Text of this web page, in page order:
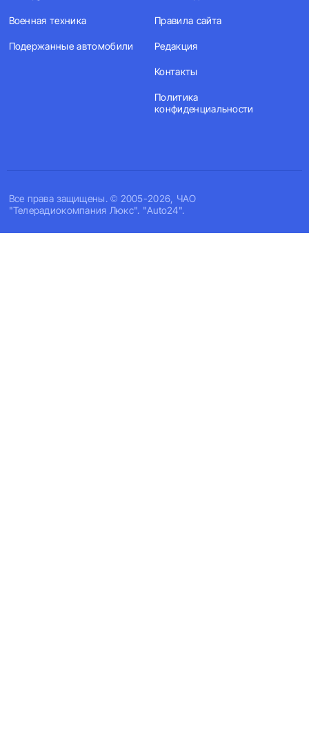
Все права защищены. © 2005-2026, ЧАО
"Телерадиокомпания Люкс". "Auto24".
Военная техника
Подержанные автомобили
Правила сайта
Редакция
Контакты
Политика
конфиденциальности